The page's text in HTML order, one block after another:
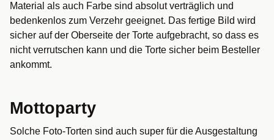
Material als auch Farbe sind absolut verträglich und
bedenkenlos zum Verzehr geeignet. Das fertige Bild wird
sicher auf der Oberseite der Torte aufgebracht, so dass es
nicht verrutschen kann und die Torte sicher beim Besteller
ankommt.
Mottoparty
Solche Foto-Torten sind auch super für die Ausgestaltung